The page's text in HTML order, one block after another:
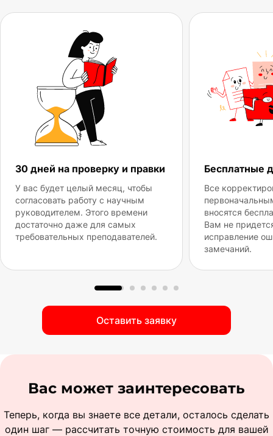
30 дней на проверку и правки
У вас будет целый месяц, чтобы
согласовать работу с научным
руководителем. Этого времени
достаточно даже для самых
требовательных преподавателей.
Бесплатные
Все
вносятся
Вам не
исправление
замечаний.
Оставить заявку
Вас может заинтересовать
Теперь, когда вы знаете все детали, осталось сделать
один шаг — рассчитать точную стоимость для вашей